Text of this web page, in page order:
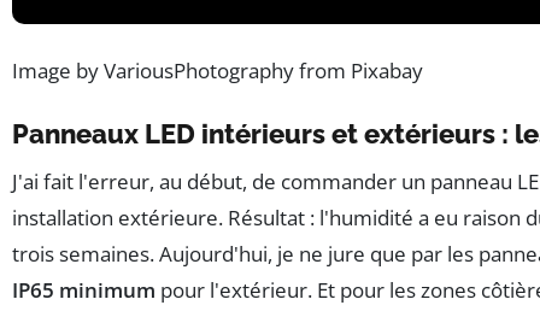
Image by VariousPhotography from Pixabay
Panneaux LED intérieurs et extérieurs :
J'ai fait l'erreur, au début, de commander un panneau
installation extérieure. Résultat : l'humidité a eu raison
trois semaines. Aujourd'hui, je ne jure que par les
IP65 minimum pour l'extérieur. Et pour les zones